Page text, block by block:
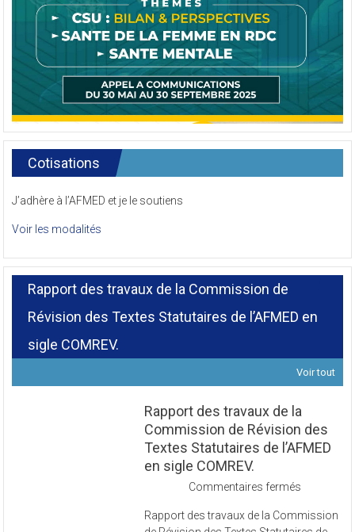
Cotisations
J’adhère à l’AFMED et je le soutiens
Voir les modalités
Rapport des travaux de la Commission de
Révision des Textes Statutaires de l’AFMED en
sigle COMREV.
Voir tout
Rapport des travaux de la
Commission de Révision des
Textes Statutaires de l’AFMED
en sigle COMREV.
Commentaires fermés
des
Rapport des travaux de la Commission